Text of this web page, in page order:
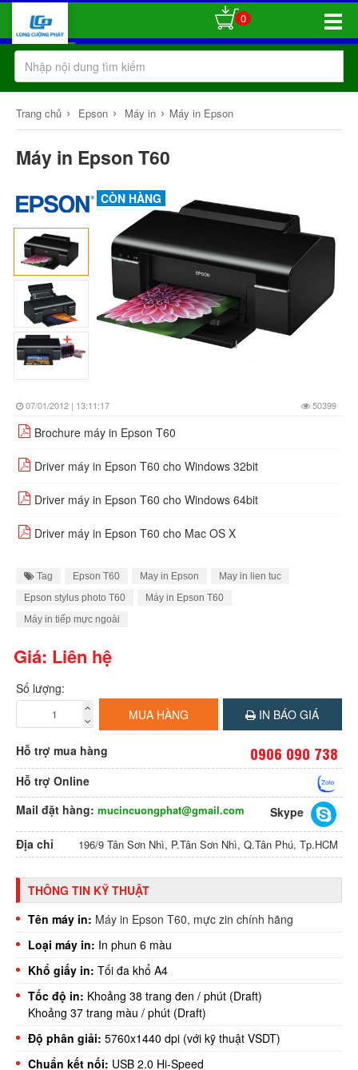
Toggle
0
Trang chủ › Epson › Máy in › Máy in Epson
Máy in Epson T60
CÒN HÀNG
07/01/2012 | 13:11:17 50399
Brochure máy in Epson T60
Driver máy in Epson T60 cho Windows 32bit
Driver máy in Epson T60 cho Windows 64bit
Driver máy in Epson T60 cho Mac OS X
Tag Epson T60 May in Epson
May in lien tuc
Epson stylus photo T60
Máy in Epson T60
Máy in tiếp mực ngoài
Giá: Liên hệ
Số lượng:
MUA HÀNG
IN BÁO GIÁ
Hỗ trợ mua hàng 0906 090 738
Hỗ trợ Online
Mail đặt hàng: mucincuongphat@gmail.com
Skype
Địa chỉ
196/9 Tân Sơn Nhì, P.Tân Sơn Nhì, Q.Tân Phú, Tp.HCM
THÔNG TIN KỸ THUẬT
Tên máy in: Máy in Epson T60, mực zin chính hãng
Loại máy in: In phun 6 màu
Khổ giấy in: Tối đa khổ A4
Tốc độ in: Khoảng 38 trang đen / phút (Draft)
Khoảng 37 trang màu / phút (Draft)
Độ phân giải: 5760x1440 dpi (với kỹ thuật VSDT)
Chuẩn kết nối: USB 2.0 Hi-Speed